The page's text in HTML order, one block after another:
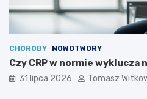
CHOROBY NOWOTWORY
Czy CRP w normie wyklucza
31 lipca 2026 Tomasz